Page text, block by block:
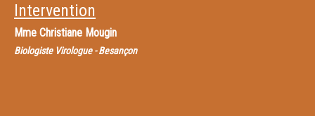
Intervention
Mme Christiane Mougin
Biologiste Virologue - Besançon